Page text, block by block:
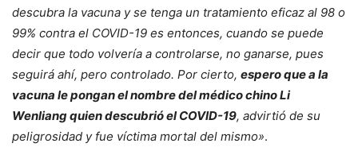
descubra la vacuna y se tenga un tratamiento eficaz al 98 o
99% contra el COVID-19 es entonces, cuando se puede
decir que todo volvería a controlarse, no ganarse, pues
seguirá ahí, pero controlado. Por cierto, espero que a la
vacuna le pongan el nombre del médico chino Li
Wenliang quien descubrió el COVID-19, advirtió de su
peligrosidad y fue víctima mortal del mismo».